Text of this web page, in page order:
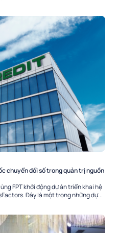
chuyển đổi số trong quản trị nguồn
FPT khởi động dự án triển khai hệ
Đây là một trong những dự...